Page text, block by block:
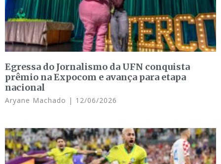
Egressa do Jornalismo da UFN conquista
prêmio na Expocom e avança para etapa
nacional
Aryane Machado 12/06/2026